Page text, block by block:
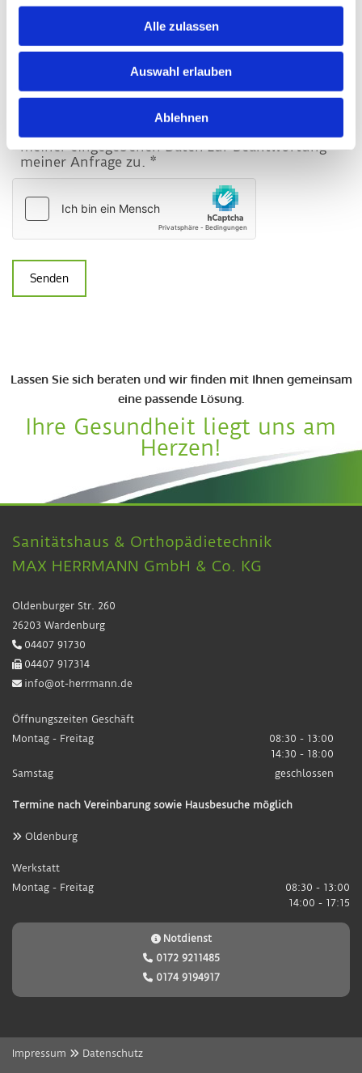
Alle zulassen
Auswahl erlauben
Ablehnen
Ich habe die Datenschutzerklärung zur
Kenntnis genommen. Ich stimme einer
meiner eingegebenen Daten zur Beantwortung
meiner Anfrage zu. *
Lassen Sie sich beraten und wir finden mit Ihnen gemeinsam
eine passende Lösung.
Ihre Gesundheit liegt uns am
Herzen!
Sanitätshaus & Orthopädietechnik
MAX HERRMANN GmbH & Co. KG
Oldenburger Str. 260
26203 Wardenburg
 04407 91730
 04407 917314
 info@ot-herrmann.de
Öffnungszeiten Geschäft
Montag - Freitag
08:30 - 13:00
14:30 - 18:00
Samstag
geschlossen
Termine nach Vereinbarung sowie Hausbesuche möglich
 Oldenburg
Werkstatt
Montag - Freitag
08:30 - 13:00
14:00 - 17:15
 Notdienst
 0172 9211485
 0174 9194917
Impressum  Datenschutz